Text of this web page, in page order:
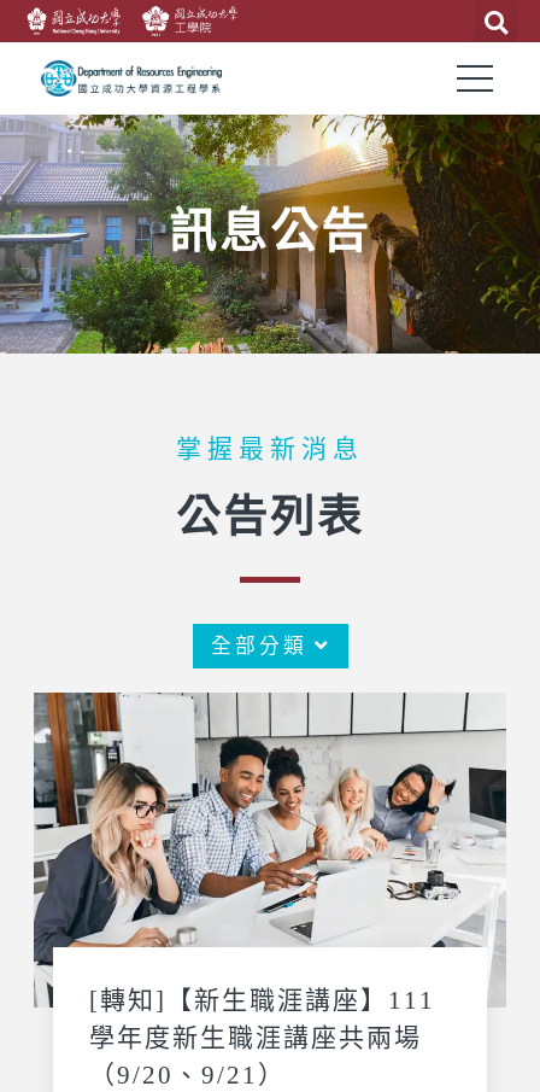
訊息公告
掌握最新消息
公告列表
全部分類
[轉知]【新生職涯講座】111
學年度新生職涯講座共兩場
（9/20、9/21）